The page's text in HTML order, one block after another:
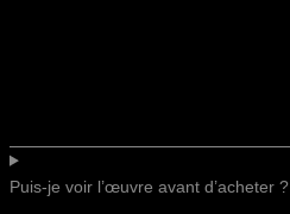
Puis-je voir l’œuvre avant d’acheter ?